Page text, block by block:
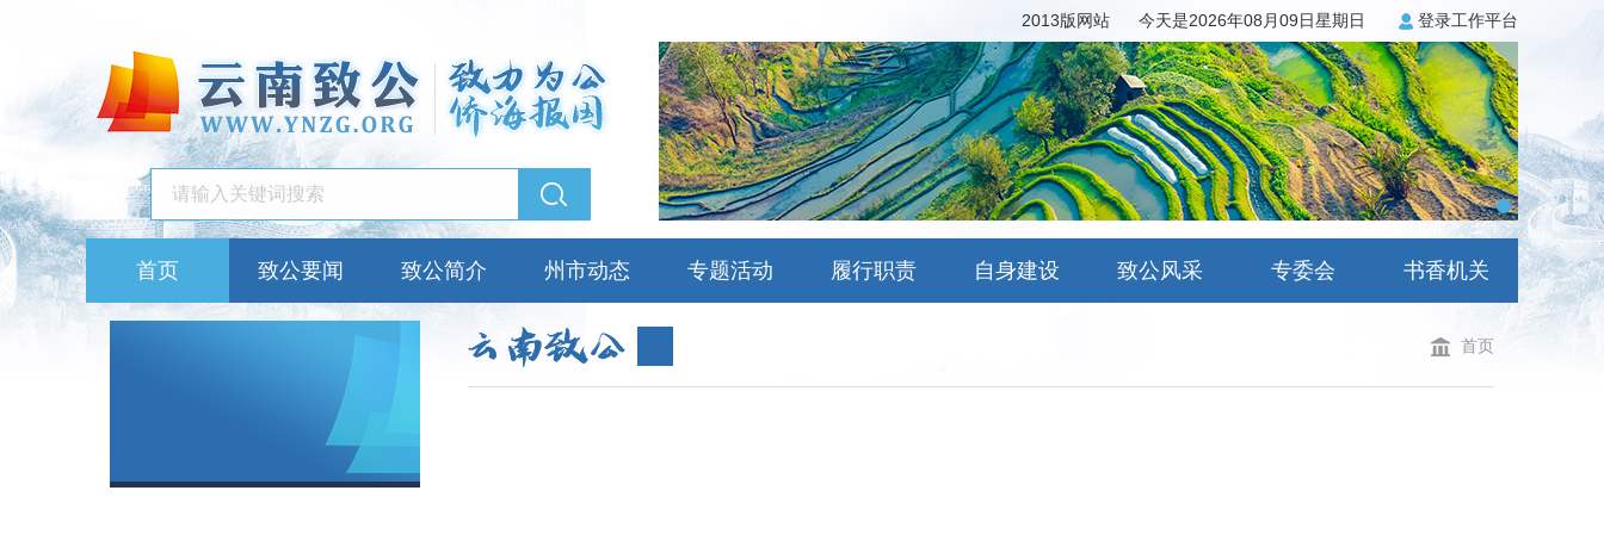
2013版网站 今天是2026年08月09日星期日 登录工作平台
首页 致公要闻 致公简介 州市动态 专题活动 履行职责 自身建设 致公风采 专委会 书香机关
首页